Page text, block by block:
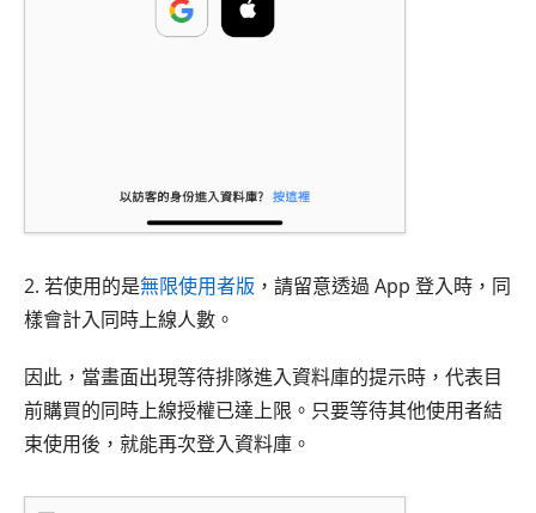
2. 若使用的是無限使用者版 ，請留意透過 App 登入時，同
樣會計入同時上線人數。
因此，當畫面出現等待排隊進入資料庫的提示時，代表目
前購買的同時上線授權已達上限。只要等待其他使用者結
束使用後，就能再次登入資料庫。